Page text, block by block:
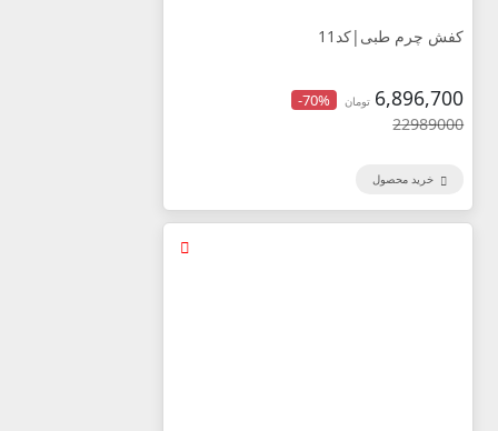
کفش چرم طبی|کد11
6,896,700 تومان -70%
22989000
خرید محصول